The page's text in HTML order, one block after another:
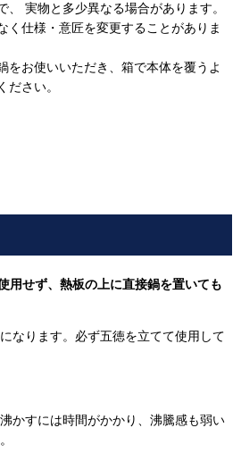
、 実物と多少異なる場合があります。
く仕様・意匠を変更することがありま
をお使いいただき、箱で本体を覆うよ
ださい。
用せず、熱板の上に直接鍋を置いても
なります。必ず五徳を立てて使用して
かすには時間がかかり、沸騰感も弱い